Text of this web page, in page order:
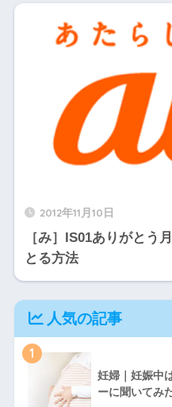
2012年11月10日
［み］IS01ありがとう
とる方法
人気の記事
1
妊婦｜妊娠中
ーに聞いてみ